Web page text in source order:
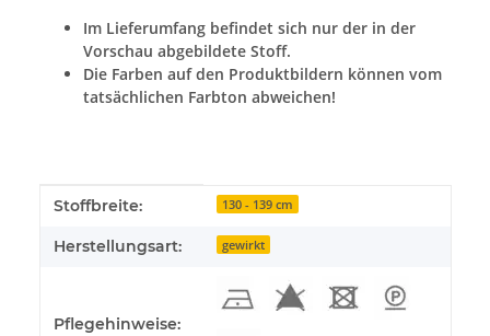
Im Lieferumfang befindet sich nur der in der
Vorschau abgebildete Stoff.
Die Farben auf den Produktbildern können vom
tatsächlichen Farbton abweichen!
Produkteigenschaft
Wert
Stoffbreite: 130 - 139 cm
Herstellungsart: gewirkt
Pflegehinweise: